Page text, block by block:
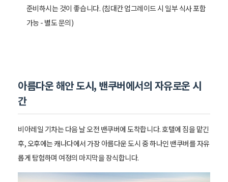
준비하시는 것이 좋습니다. (침대칸 업그레이드 시 일부 식사 포함
가능 - 별도 문의)
아름다운 해안 도시, 밴쿠버에서의 자유로운 시
간
비아레일 기차는 다음 날 오전 밴쿠버에 도착합니다. 호텔에 짐을 맡긴
후, 오후에는 캐나다에서 가장 아름다운 도시 중 하나인 밴쿠버를 자유
롭게 탐험하며 여정의 마지막을 장식합니다.